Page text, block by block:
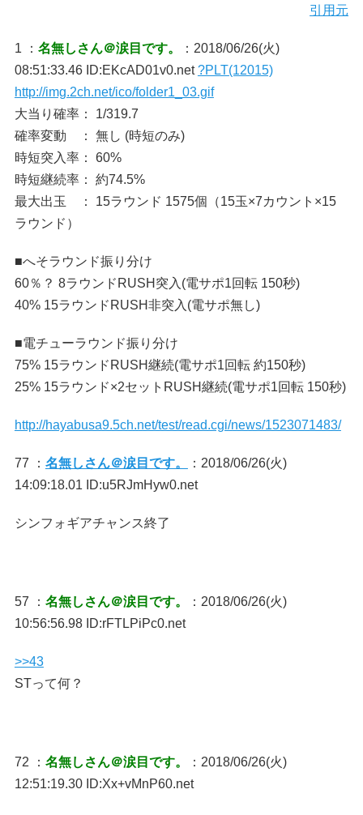
引用元
1 ： 名無しさん＠涙目です。
：2018/06/26(火)
08:51:33.46 ID:EKcAD01v0.net?PLT(12015)
http://img.2ch.net/ico/folder1_03.gif
大当り確率： 1/319.7
確率変動 ： 無し (時短のみ)
時短突入率： 60%
時短継続率： 約74.5%
最大出玉 ： 15ラウンド 1575個（15玉×7カウント×15
ラウンド）
■へそラウンド振り分け
60％？ 8ラウンドRUSH突入(電サポ1回転 150秒)
40% 15ラウンドRUSH非突入(電サポ無し)
■電チューラウンド振り分け
75% 15ラウンドRUSH継続(電サポ1回転 約150秒)
25% 15ラウンド×2セットRUSH継続(電サポ1回転 150秒)
http://hayabusa9.5ch.net/test/read.cgi/news/1523071483/
77 ： 名無しさん＠涙目です。
：2018/06/26(火)
14:09:18.01 ID:u5RJmHyw0.net
シンフォギアチャンス終了
57 ： 名無しさん＠涙目です。
：2018/06/26(火)
10:56:56.98 ID:rFTLPiPc0.net
>>43
STって何？
72 ： 名無しさん＠涙目です。
：2018/06/26(火)
12:51:19.30 ID:Xx+vMnP60.net